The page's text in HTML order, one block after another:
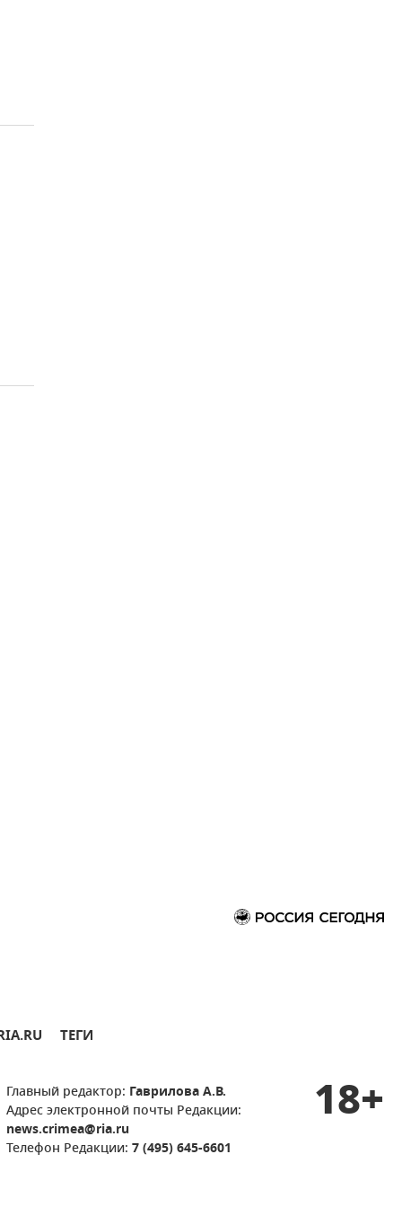
ТЕГИ
Главный редактор: Гаврилова А.В.
Адрес электронной почты Редакции:
news.crimea@ria.ru
Телефон Редакции: 7 (495) 645-6601
18+